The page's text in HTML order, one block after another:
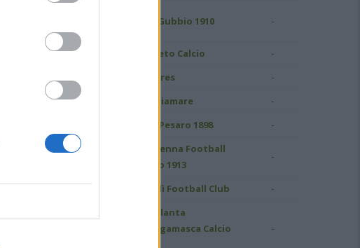
AS Gubbio 1910 -
Latina Calcio Pineto Calcio -
Torres -
A.C. Perugia Ostiamare -
Vis Pesaro 1898 -
A.C. Reggiana 1919
Ravenna Football
Club 1913
-
Sambenedettese Forlì Football Club -
Vado Football Club
Atalanta
Bergamasca Calcio
-